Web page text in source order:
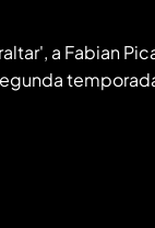
a Fabian